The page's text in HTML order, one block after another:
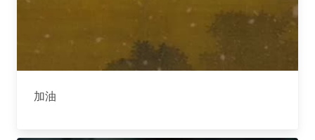
加油